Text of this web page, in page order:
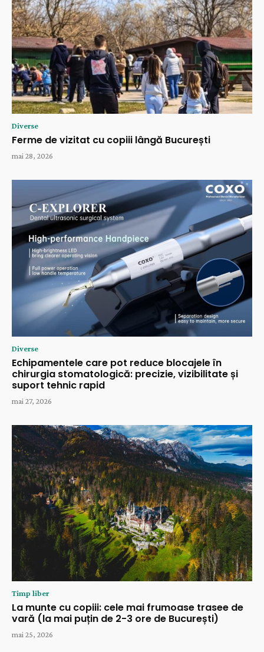
Diverse
Ferme de vizitat cu copiii lângă București
mai 28, 2026
Diverse
Echipamentele care pot reduce blocajele în
chirurgia stomatologică: precizie, vizibilitate și
suport tehnic rapid
mai 27, 2026
Timp liber
La munte cu copiii: cele mai frumoase trasee de
vară (la mai puțin de 2-3 ore de București)
mai 25, 2026